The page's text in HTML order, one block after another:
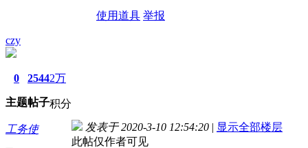
使用道具 举报
czy
0
主题
2544
帖子
2万
积分
工务使 发表于 2020-3-10 12:54:20 | 显示全部楼层
此帖仅作者可见